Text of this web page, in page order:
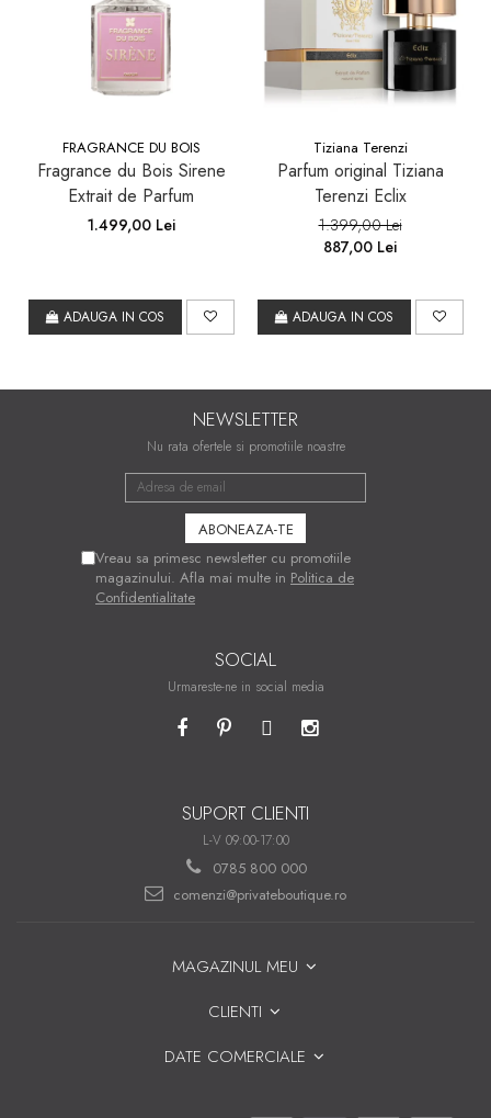
FRAGRANCE DU BOIS
Fragrance du Bois Sirene
Extrait de Parfum
1.499,00 Lei
ADAUGA IN COS
Tiziana Terenzi
Parfum original Tiziana
Terenzi Eclix
1.399,00 Lei
887,00 Lei
ADAUGA IN COS
NEWSLETTER
Nu rata ofertele si promotiile noastre
Vreau sa primesc newsletter cu promotiile
magazinului. Afla mai multe in Politica de
Confidentialitate
SOCIAL
Urmareste-ne in social media
SUPORT CLIENTI
L-V 09:00-17:00
0785 800 000
comenzi@privateboutique.ro
MAGAZINUL MEU
CLIENTI
DATE COMERCIALE